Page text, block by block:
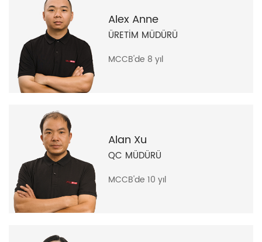
Alex Anne
ÜRETİM MÜDÜRÜ
MCCB'de 8 yıl
Alan Xu
QC MÜDÜRÜ
MCCB'de 10 yıl